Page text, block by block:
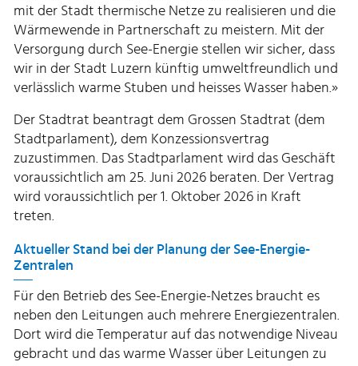
mit der Stadt thermische Netze zu realisieren und die
Wärmewende in Partnerschaft zu meistern. Mit der
Versorgung durch See-Energie stellen wir sicher, dass
wir in der Stadt Luzern künftig umweltfreundlich und
verlässlich warme Stuben und heisses Wasser haben.»
Der Stadtrat beantragt dem Grossen Stadtrat (dem
Stadtparlament), dem Konzessionsvertrag
zuzustimmen. Das Stadtparlament wird das Geschäft
voraussichtlich am 25. Juni 2026 beraten. Der Vertrag
wird voraussichtlich per 1. Oktober 2026 in Kraft
treten.
Aktueller Stand bei der Planung der See-Energie-
Zentralen
Für den Betrieb des See-Energie-Netzes braucht es
neben den Leitungen auch mehrere Energiezentralen.
Dort wird die Temperatur auf das notwendige Niveau
gebracht und das warme Wasser über Leitungen zu